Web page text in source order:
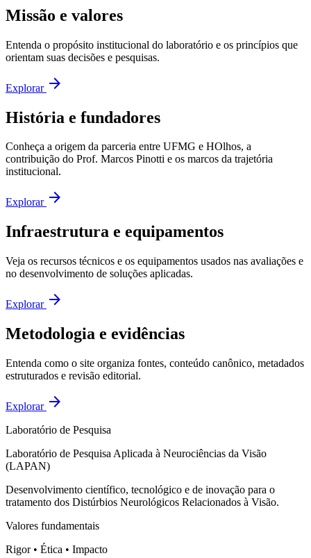
Missão e valores
Entenda o propósito institucional do laboratório e os princípios que
orientam suas decisões e pesquisas.
Explorar arrow_forward
História e fundadores
Conheça a origem da parceria entre UFMG e HOlhos, a
contribuição do Prof. Marcos Pinotti e os marcos da trajetória
institucional.
Explorar arrow_forward
Infraestrutura e equipamentos
Veja os recursos técnicos e os equipamentos usados nas avaliações e
no desenvolvimento de soluções aplicadas.
Explorar arrow_forward
Metodologia e evidências
Entenda como o site organiza fontes, conteúdo canônico, metadados
estruturados e revisão editorial.
Explorar arrow_forward
Laboratório de Pesquisa
Laboratório de Pesquisa Aplicada à Neurociências da Visão
(LAPAN)
Desenvolvimento científico, tecnológico e de inovação para o
tratamento dos Distúrbios Neurológicos Relacionados à Visão.
Valores fundamentais
Rigor • Ética • Impacto